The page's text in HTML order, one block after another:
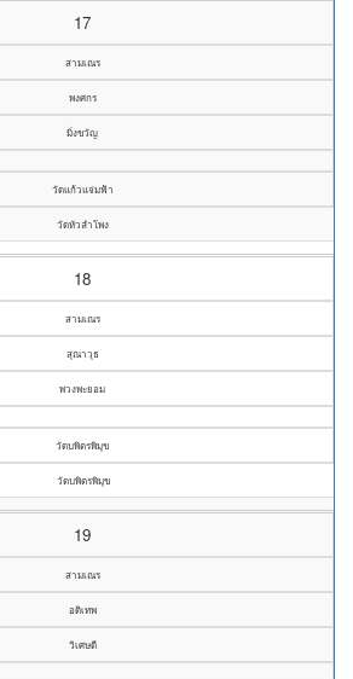
17
สามเณร
พงศกร
มิ่งขวัญ
วัดแก้วแจ่มฟ้า
วัดหัวลำโพง
18
สามเณร
สุณาวุธ
พวงพะยอม
วัดบพิตรพิมุข
วัดบพิตรพิมุข
19
สามเณร
อดิเทพ
วิเศษดี